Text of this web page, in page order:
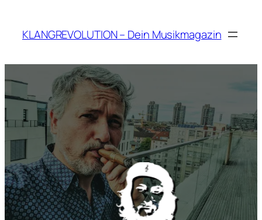
springen
KLANGREVOLUTION – Dein Musikmagazin